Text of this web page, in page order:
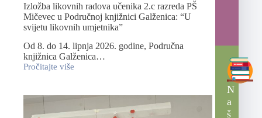
Izložba likovnih radova učenika 2.c razreda PŠ
Mičevec u Područnoj knjižnici Galženica: “U
svijetu likovnih umjetnika”
Od 8. do 14. lipnja 2026. godine, Područna
knjižnica Galženica…
Pročitajte više
N
a
š